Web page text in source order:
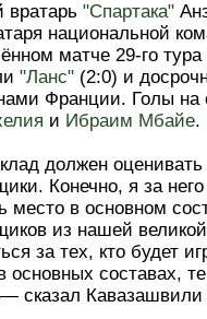
"Спартака"
национальной
матче 29-го
"Ланс" (2:0) и
Франции. Голы на
и Ибраим Мбайе.
должен оценивать
Конечно, я за
место в основном
из нашей
за тех, кто будет
основных составах,
сказал